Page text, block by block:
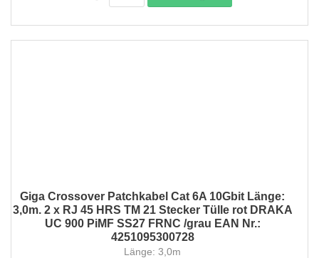
Giga Crossover Patchkabel Cat 6A 10Gbit Länge:
3,0m. 2 x RJ 45 HRS TM 21 Stecker Tülle rot DRAKA
UC 900 PiMF SS27 FRNC /grau EAN Nr.:
4251095300728
Länge: 3,0m